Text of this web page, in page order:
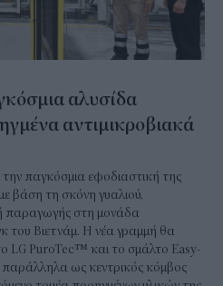
αλυσίδα
αντιμικροβιακά
παγκόσμια εφοδιαστική της
βάση τη σκόνη γυαλιού,
παραγωγής στη μονάδα
του Βιετνάμ. Η νέα γραμμή θα
LG PuroTec™ και το σμάλτο Easy-
ως κεντρικός κόμβος